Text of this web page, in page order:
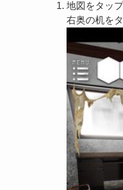
地図をタッ
右奥の机を